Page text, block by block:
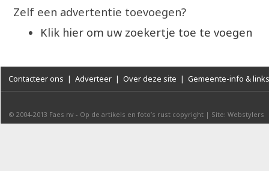
Zelf een advertentie toevoegen?
Klik hier om uw zoekertje toe te voegen
Contacteer ons | Adverteer | Over deze site | Gemeente-info & links
© 2004-2013 Faes nv - Op de artikels en foto’s rust copyright | Site: Webstylers